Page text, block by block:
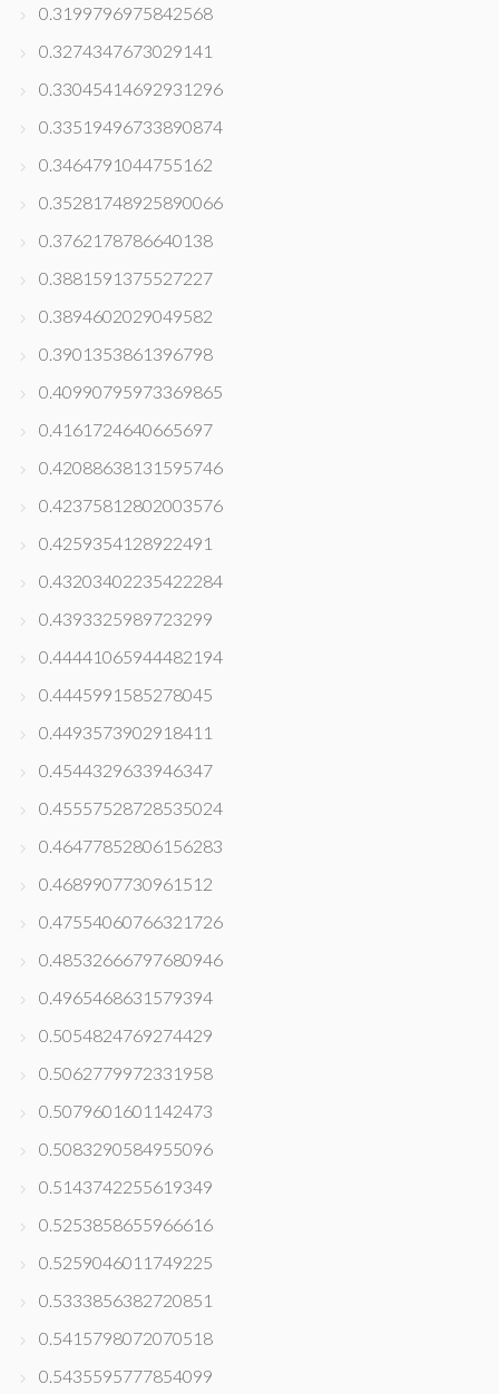
0.3199796975842568
0.3274347673029141
0.33045414692931296
0.33519496733890874
0.3464791044755162
0.35281748925890066
0.3762178786640138
0.3881591375527227
0.3894602029049582
0.3901353861396798
0.40990795973369865
0.4161724640665697
0.42088638131595746
0.42375812802003576
0.4259354128922491
0.43203402235422284
0.4393325989723299
0.44441065944482194
0.4445991585278045
0.4493573902918411
0.4544329633946347
0.45557528728535024
0.46477852806156283
0.4689907730961512
0.47554060766321726
0.48532666797680946
0.4965468631579394
0.5054824769274429
0.5062779972331958
0.5079601601142473
0.5083290584955096
0.5143742255619349
0.5253858655966616
0.5259046011749225
0.5333856382720851
0.5415798072070518
0.5435595777854099